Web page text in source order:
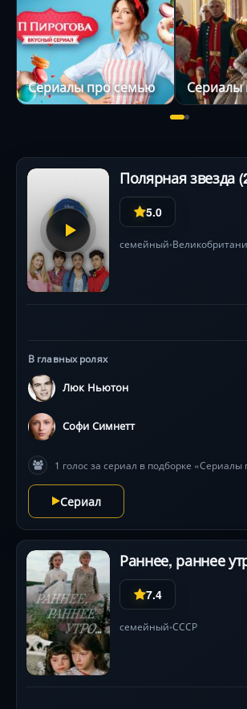
Сериалы про семью Сериалы
Полярная звезда
5.0
семейный•
В главных ролях
Люк Ньютон
Софи Симнетт
1 голос за сериал в подборке
Сериал
Раннее, раннее
7.4
семейный•СССР